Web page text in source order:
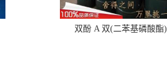
双酚 A 双(二苯基磷酸酯)